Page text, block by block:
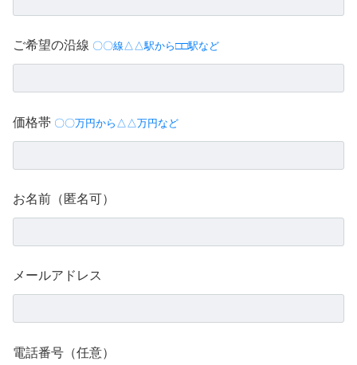
ご希望の沿線 〇〇線△△駅から□□駅など
価格帯 〇〇万円から△△万円など
お名前（匿名可）
メールアドレス
電話番号（任意）